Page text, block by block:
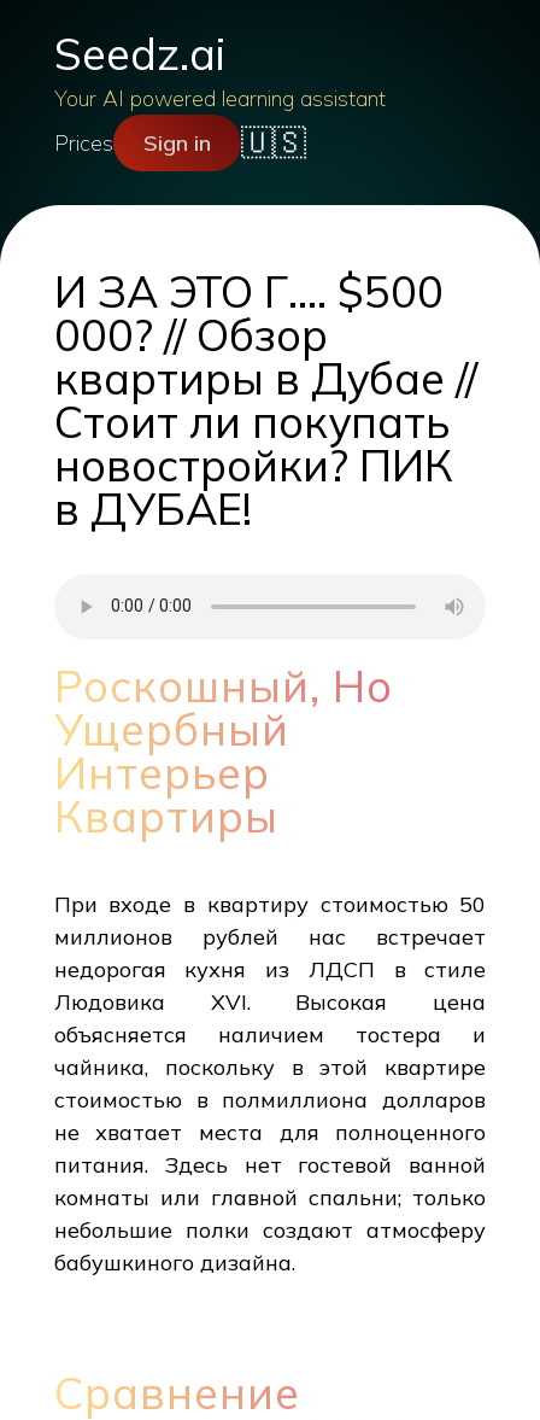
Seedz.ai
Your AI powered learning assistant
Prices
Sign in 🇺🇸
И ЗА ЭТО Г.... $500
000? // Обзор
квартиры в Дубае //
Стоит ли покупать
новостройки? ПИК
в ДУБАЕ!
Роскошный, Но
Ущербный
Интерьер
Квартиры
При входе в квартиру стоимостью 50
миллионов рублей нас встречает
недорогая кухня из ЛДСП в стиле
Людовика XVI. Высокая цена
объясняется наличием тостера и
чайника, поскольку в этой квартире
стоимостью в полмиллиона долларов
не хватает места для полноценного
питания. Здесь нет гостевой ванной
комнаты или главной спальни; только
небольшие полки создают атмосферу
бабушкиного дизайна.
Сравнение